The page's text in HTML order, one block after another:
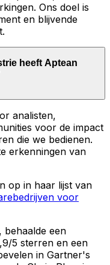
Ons doel is
en blijvende
heeft Aptean
analisten,
voor de impact
die we bedienen.
erkenningen van
op in haar lijst van
voor
behaalde een
5 sterren en een
in Gartner's